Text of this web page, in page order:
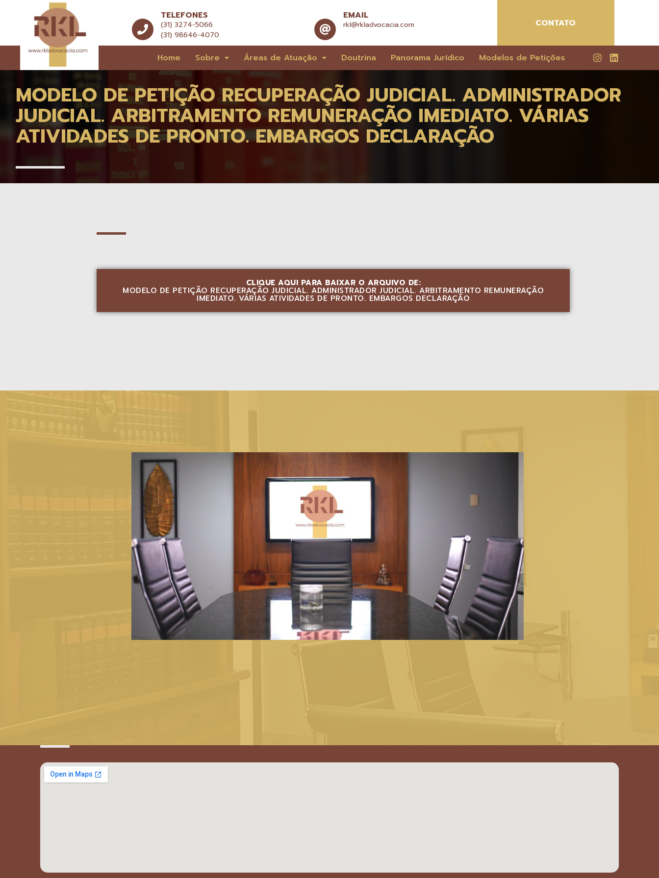
TELEFONES
(31) 3274-5066
(31) 98646-4070
EMAIL
rkl@rkladvocacia.com CONTATO
Home Sobre Áreas de Atuação Doutrina Panorama Jurídico Modelos de Petições
MODELO DE PETIÇÃO RECUPERAÇÃO JUDICIAL. ADMINISTRADOR
JUDICIAL. ARBITRAMENTO REMUNERAÇÃO IMEDIATO. VÁRIAS
ATIVIDADES DE PRONTO. EMBARGOS DECLARAÇÃO
CLIQUE AQUI PARA BAIXAR O ARQUIVO DE:
MODELO DE PETIÇÃO RECUPERAÇÃO JUDICIAL. ADMINISTRADOR JUDICIAL. ARBITRAMENTO REMUNERAÇÃO
IMEDIATO. VÁRIAS ATIVIDADES DE PRONTO. EMBARGOS DECLARAÇÃO